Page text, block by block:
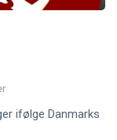
ifølge Danmarks